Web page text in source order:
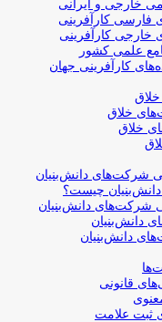
خارجی و ایرانی
فارسی کارآفرینی
خارجی کارآفرینی
علمی کشور
کارآفرینی جهان
خلاق
خلاق
شرکت‌های دانش‌بنیان
چیست؟
شرکت‌های دانش‌بنیان
دانش‌بنیان
دانش‌بنیان
قانونی
ثبت علامت